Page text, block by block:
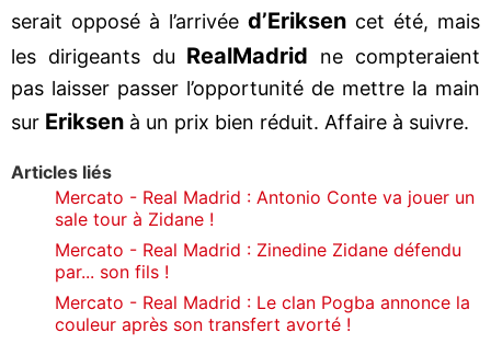
serait opposé à l’arrivée d’Eriksen cet été, mais
les dirigeants du RealMadrid ne compteraient
pas laisser passer l’opportunité de mettre la main
sur Eriksen à un prix bien réduit. Affaire à suivre.
Articles liés
Mercato - Real Madrid : Antonio Conte va jouer un
sale tour à Zidane !
Mercato - Real Madrid : Zinedine Zidane défendu
par... son fils !
Mercato - Real Madrid : Le clan Pogba annonce la
couleur après son transfert avorté !